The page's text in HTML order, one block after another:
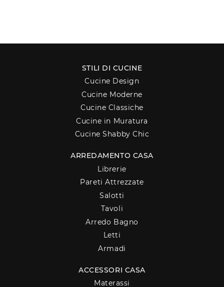
STILI DI CUCINE
Cucine Design
Cucine Moderne
Cucine Classiche
Cucine in Muratura
Cucine Shabby Chic
ARREDAMENTO CASA
Librerie
Pareti Attrezzate
Salotti
Tavoli
Arredo Bagno
Letti
Armadi
ACCESSORI CASA
Materassi